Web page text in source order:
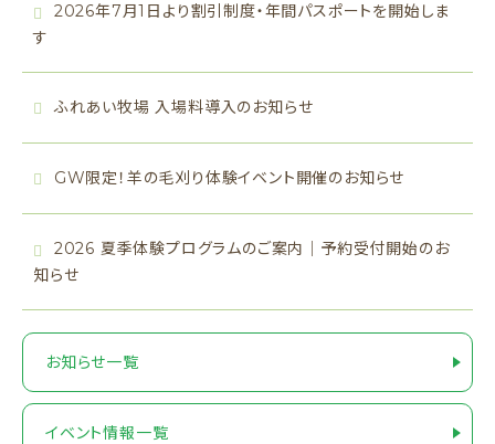
2026年7月1日より割引制度・年間パスポートを開始しま
す
ふれあい牧場 入場料導入のお知らせ
GW限定！羊の毛刈り体験イベント開催のお知らせ
2026 夏季体験プログラムのご案内｜予約受付開始のお
知らせ
お知らせ一覧
イベント情報一覧